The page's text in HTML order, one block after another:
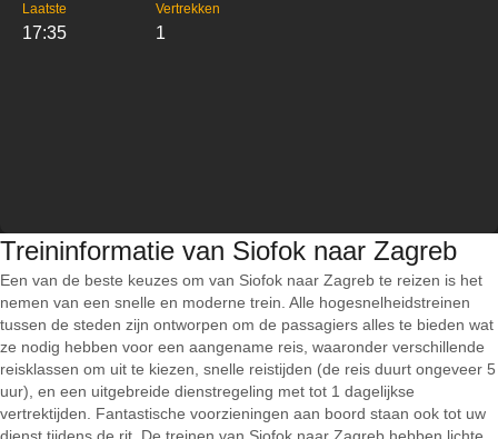
Laatste
17:35
Vertrekken
1
Treininformatie van Siofok naar Zagreb
Een van de beste keuzes om van Siofok naar Zagreb te reizen is het
nemen van een snelle en moderne trein. Alle hogesnelheidstreinen
tussen de steden zijn ontworpen om de passagiers alles te bieden wat
ze nodig hebben voor een aangename reis, waaronder verschillende
reisklassen om uit te kiezen, snelle reistijden (de reis duurt ongeveer 5
uur), en een uitgebreide dienstregeling met tot 1 dagelijkse
vertrektijden. Fantastische voorzieningen aan boord staan ook tot uw